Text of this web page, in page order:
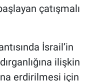
çatışmalı
İsrail’in
ilişkin
erdirilmesi için